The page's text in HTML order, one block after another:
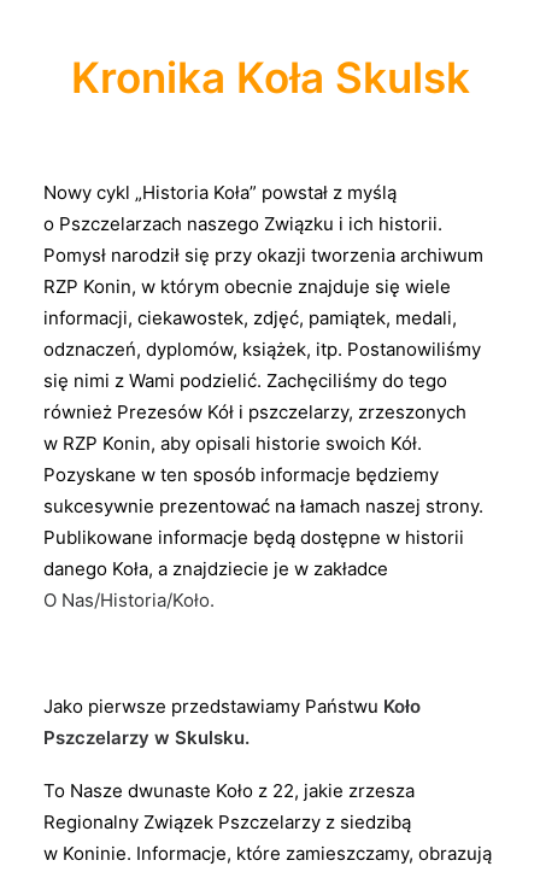
Kronika Koła Skulsk
Nowy cykl „Historia Koła” powstał z myślą
o Pszczelarzach naszego Związku i ich historii.
Pomysł narodził się przy okazji tworzenia archiwum
RZP Konin, w którym obecnie znajduje się wiele
informacji, ciekawostek, zdjęć, pamiątek, medali,
odznaczeń, dyplomów, książek, itp. Postanowiliśmy
się nimi z Wami podzielić. Zachęciliśmy do tego
również Prezesów Kół i pszczelarzy, zrzeszonych
w RZP Konin, aby opisali historie swoich Kół.
Pozyskane w ten sposób informacje będziemy
sukcesywnie prezentować na łamach naszej strony.
Publikowane informacje będą dostępne w historii
danego Koła, a znajdziecie je w zakładce
O Nas/Historia/Koło.
Jako pierwsze przedstawiamy Państwu Koło
Pszczelarzy w Skulsku.
To Nasze dwunaste Koło z 22, jakie zrzesza
Regionalny Związek Pszczelarzy z siedzibą
w Koninie. Informacje, które zamieszczamy, obrazują